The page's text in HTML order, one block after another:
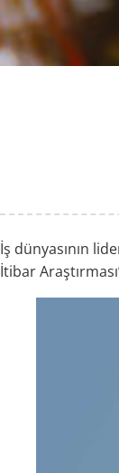
İş dünyasının
İtibar